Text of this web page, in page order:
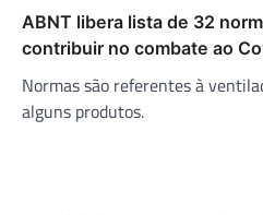
ABNT libera lista de 32
contribuir no combate ao
Normas são referentes à
alguns produtos.